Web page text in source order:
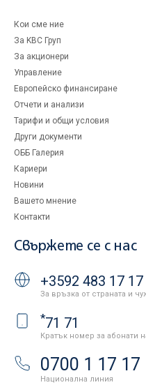
Кои сме ние
За KBC Груп
За акционери
Управление
Европейско финансиране
Отчети и анализи
Тарифи и общи условия
Други документи
ОББ Галерия
Кариери
Новини
Вашето мнение
Контакти
Свържете се с нас
+3592 483 17 17
За връзка от страната и
*71 71
Кратък номер за абонати
0700 1 17 17
Национална линия